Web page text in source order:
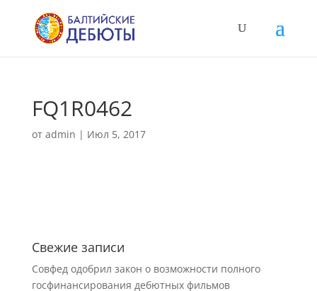
FQ1R0462
от admin | Июл 5, 2017
Свежие записи
Совфед одобрил закон о возможности полного
госфинансирования дебютных фильмов